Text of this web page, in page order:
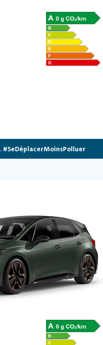
#SeDéplacerMoinsPolluer